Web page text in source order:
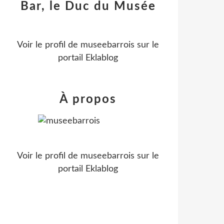
Bar, le Duc du Musée
Voir le profil de museebarrois sur le
portail Eklablog
À propos
Voir le profil de museebarrois sur le
portail Eklablog